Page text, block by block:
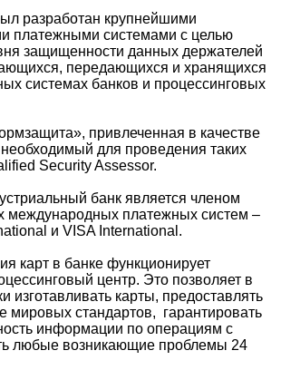
разработан крупнейшими
платежными системами с целью
защищенности данных держателей
передающихся и хранящихся
системах банков и процессинговых
привлеченная в качестве
для проведения таких
Security Assessor.
банк является членом
международных платежных систем –
и VISA International.
карт в банке функционирует
центр. Это позволяет в
изготавливать карты, предоставлять
мировых стандартов, гарантировать
информации по операциям с
любые возникающие проблемы 24